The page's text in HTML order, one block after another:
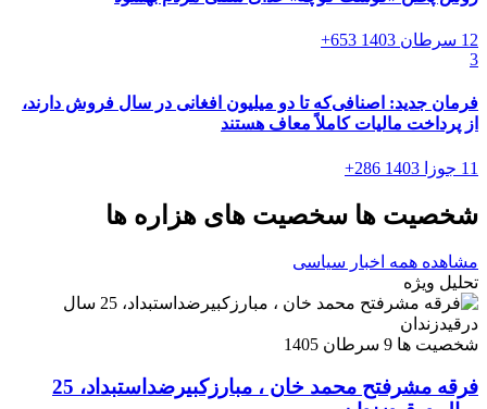
12 سرطان 1403
653+
3
فرمان جدید: اصنافی‌که تا دو میلیون افغانی در سال فروش دارند،
از پرداخت مالیات کاملاً معاف هستند
11 جوزا 1403 286+
شخصیت ها سخصیت های هزاره ها
مشاهده همه اخبار سیاسی
تحلیل ویژه
شخصیت ها 9 سرطان 1405
فرقه مشرفتح محمد خان ، مبارزکبیرضداستبداد، 25